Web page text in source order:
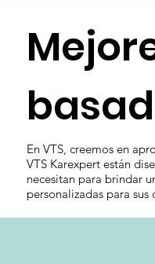
En VTS, creemos en
VTS Karexpert están
necesitan para brindar
personalizadas para